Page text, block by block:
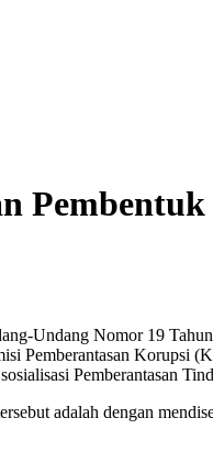
Undang Nomor 19
Pemberantasan
Pemberantasan
adalah dengan